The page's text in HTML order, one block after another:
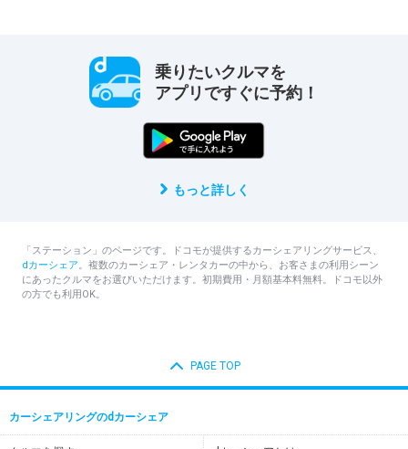
乗りたいクルマを
アプリですぐに予約！
もっと詳しく
「ステーション」のページです。ドコモが提供するカーシェアリングサービス、
dカーシェア。複数のカーシェア・レンタカーの中から、お客さまの利用シーン
にあったクルマをお選びいただけます。初期費用・月額基本料無料。ドコモ以外
の方でも利用OK。
PAGE TOP
カーシェアリングのdカーシェア